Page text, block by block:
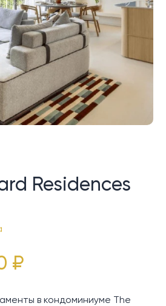
Residences
₽
в кондоминиуме The